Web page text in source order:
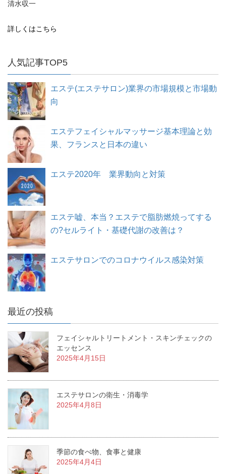
清水収一
詳しくはこちら
人気記事TOP5
エステ(エステサロン)業界の市場規模と市場動
向
エステフェイシャルマッサージ基本理論と効
果、フランスと日本の違い
エステ2020年 業界動向と対策
エステ嘘、本当？エステで脂肪燃焼ってする
の?セルライト・基礎代謝の改善は？
エステサロンでのコロナウイルス感染対策
最近の投稿
フェイシャルトリートメント・スキンチェックの
エッセンス
2025年4月15日
エステサロンの衛生・消毒学
2025年4月8日
季節の食べ物、食事と健康
2025年4月4日